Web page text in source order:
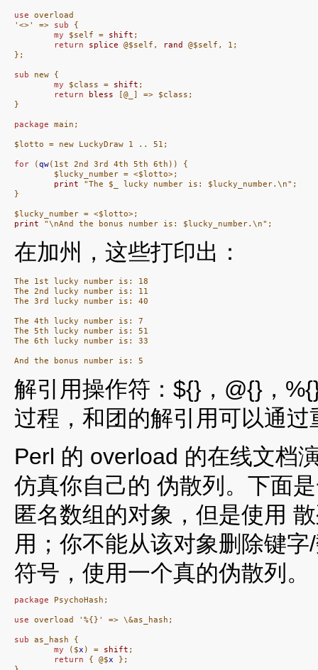
use overload
'<>' =>
sub {
my $self = shift ;
return
splice @$self, rand
@$self, 1;
};
sub new {
my $class = shift ;
return
bless [@_] => $class;
}
package main;
$lotto = new LuckyDraw 1 .. 51;
for (qw(1st 2nd 3rd 4th 5th 6th)) {
        $lucky_number = <$lotto>;
print "The $_ lucky number is: $lucky_number.\n";
}
print "\nAnd the bonus number is: $lucky_number.\n";
在加州，这些打印出：
The 1st lucky number is: 18
The 2nd lucky number is: 11
The 3rd lucky number is: 40
The 4th lucky number is: 7
The 5th lucky number is: 51
The 6th lucky number is: 33
解引用操作符：${}，@{}，
过程，和团的解引用可以通
Perl 的 overload 的在线文档
仿真你自己的 伪散列。下面
匿名数组的对象，但是使用
用；你不能从该对象删除键
符号，使用一个真的伪散列。
package PsychoHash;
use overload '%{}' => \&as_hash;
sub as_hash {
my ($x ) = shift ;
return { @$x };